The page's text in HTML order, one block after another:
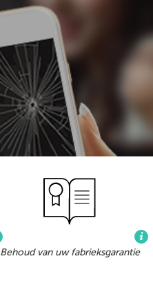
Behoud van uw fabrieksgarantie